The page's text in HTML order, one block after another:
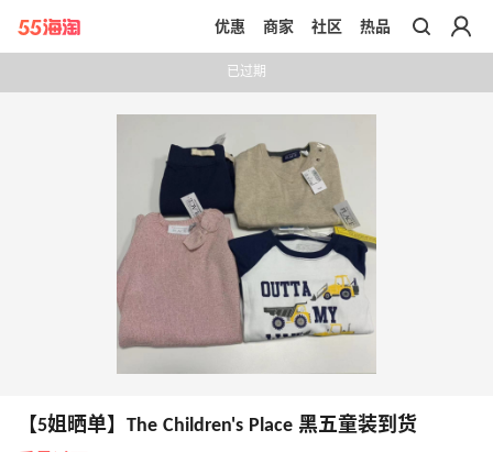
带你去官网买正品
优惠 商家 社区 热品
已过期
【5姐晒单】The Children's Place 黑五童装到货